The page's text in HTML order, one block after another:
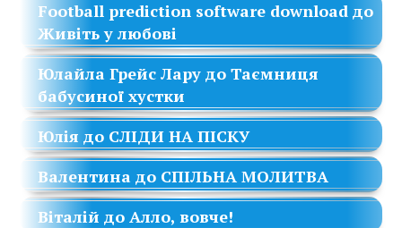
Football prediction software download до
Живіть у любові
Юлайла Грейс Лару доТаємниця
бабусиної хустки
Юлія до СЛІДИ НА ПІСКУ
Валентина до СПІЛЬНА МОЛИТВА
Віталій доАлло, вовче!